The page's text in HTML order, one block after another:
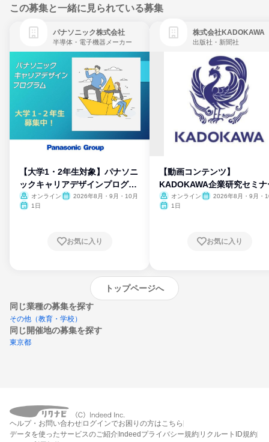
この募集と一緒に見られている募集
パナソニック株式会社
半導体・電子機器メーカー
【大学1・2年生対象】パナソニ
ックキャリアデザインプログラ
ム
オンライン
2026年8月・9月・10月
1日
お気に入り
株式会社KADOKAWA
出版社・新聞社
【動画コンテンツ】
KADOKAWA企業研究セミナ
オンライン
2026年8月・9月・
1日
お気に入り
トップページへ
同じ業種の募集を探す
その他（教育・学校）
同じ開催地の募集を探す
東京都
エントリーするとプログラムの詳細案内を
受け取れるようになります
ヘルプ・お問い合わせ ログインでお困りの方はこちら
データを使ったサービスのご紹介 Indeedプライバシー規約 リクルートID規約